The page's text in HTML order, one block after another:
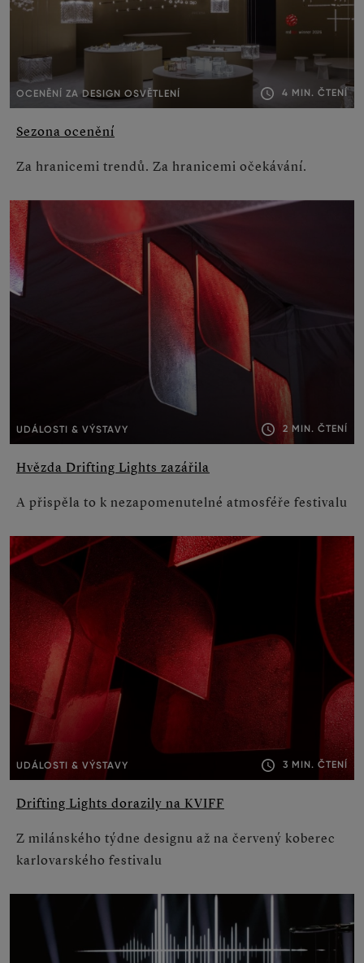
OCENĚNÍ ZA DESIGN OSVĚTLENÍ 4 MIN. ČTENÍ
Sezona ocenění
Za hranicemi trendů. Za hranicemi očekávání.
UDÁLOSTI & VÝSTAVY 2 MIN. ČTENÍ
Hvězda Drifting Lights zazářila
A přispěla to k nezapomenutelné atmosféře festivalu
UDÁLOSTI & VÝSTAVY 3 MIN. ČTENÍ
Drifting Lights dorazily na KVIFF
Z milánského týdne designu až na červený koberec
karlovarského festivalu